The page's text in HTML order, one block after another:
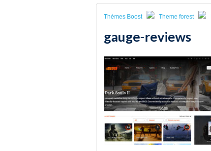
Thèmes Boost Theme forest
gauge-reviews